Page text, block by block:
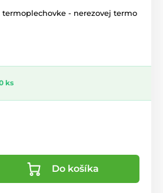
termoplechovke - nerezovej termo
ks
Do košíka